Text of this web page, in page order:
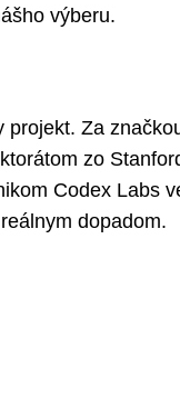
výberu.
projekt. Za
zo
Codex Labs
dopadom.